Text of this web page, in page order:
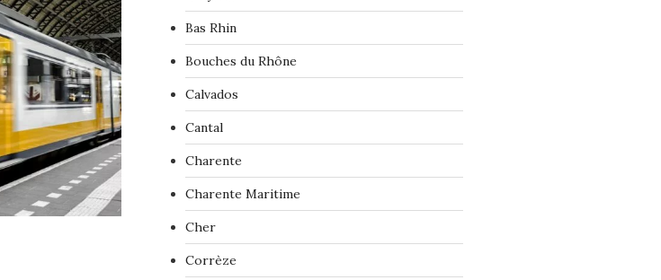
Bas Rhin
Bouches du Rhône
Calvados
Cantal
Charente
Charente Maritime
Cher
Corrèze